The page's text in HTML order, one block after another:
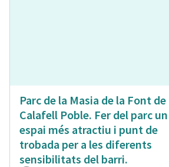
Parc de la Masia de la Font de
Calafell Poble. Fer del parc un
espai més atractiu i punt de
trobada per a les diferents
sensibilitats del barri.